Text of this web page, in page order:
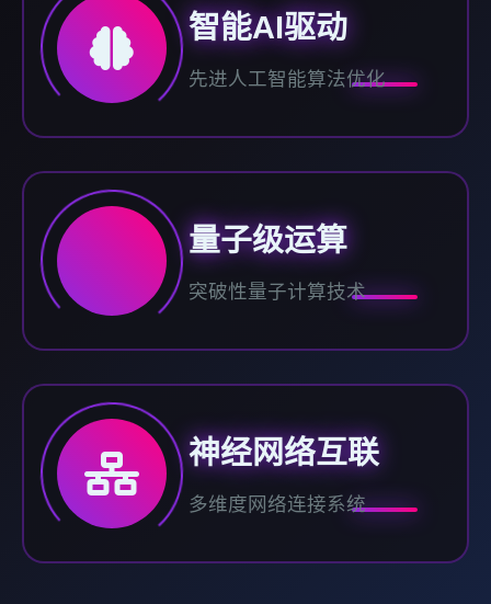
智能AI驱动
先进人工智能算法优化
量子级运算
突破性量子计算技术
神经网络互联
多维度网络连接系统